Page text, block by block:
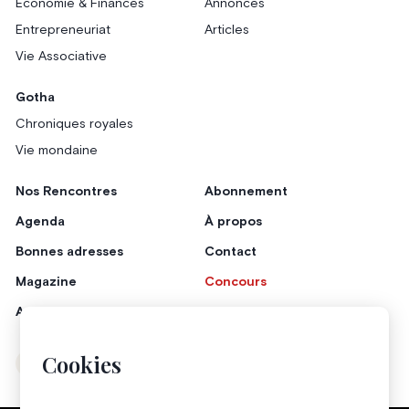
Cookies
Économie & Finances
Entrepreneuriat
Vie Associative
Annonces
Articles
Gotha
Chroniques royales
Vie mondaine
Nos Rencontres
Agenda
Bonnes adresses
Magazine
Annonceurs
Abonnement
À propos
Contact
Concours
Instagram